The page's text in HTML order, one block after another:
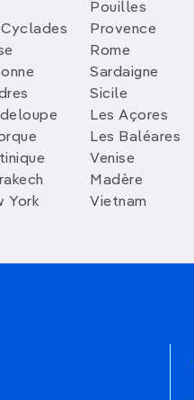
Cyclades
York
Pouilles
Provence
Rome
Sardaigne
Sicile
Les Açores
Les Baléares
Venise
Madère
Vietnam